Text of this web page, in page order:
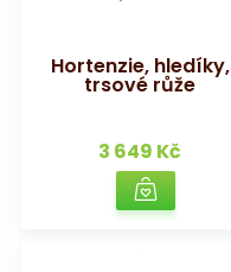
Hortenzie, hledíky,
trsové růže
3 649 Kč